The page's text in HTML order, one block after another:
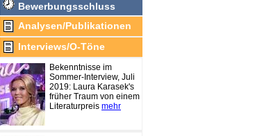
Bewerbungsschluss
Analysen/Publikationen
Interviews/O-Töne
Bekenntnisse im
Sommer-Interview, Juli
2019: Laura Karasek's
früher Traum von einem
Literaturpreis mehr